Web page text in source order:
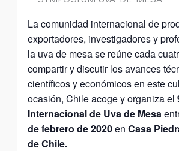
La comunidad internacional de
exportadores, investigadores y
la uva de mesa se reúne cada
compartir y discutir los avances
científicos y económicos en este
ocasión, Chile acoge y organiza el
Internacional de Uva de Mesa
de febrero de 2020enCasa
de Chile.